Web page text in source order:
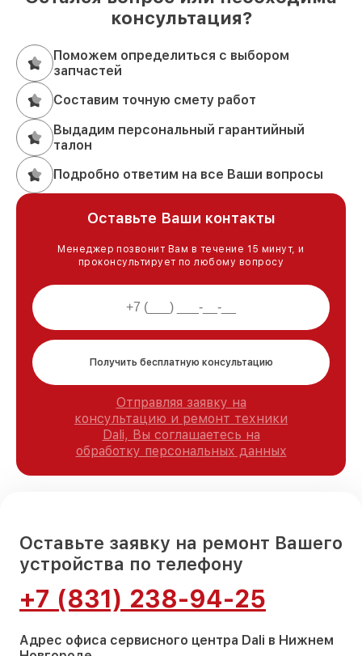
консультация?
Поможем определиться с выбором
запчастей
Составим точную смету работ
Выдадим персональный гарантийный
талон
Подробно ответим на все Ваши вопросы
Оставьте Ваши контакты
Менеджер позвонит Вам в течение 15 минут, и
проконсультирует по любому вопросу
Получить бесплатную консультацию
Отправляя заявку на
консультацию и ремонт техники
Dali, Вы соглашаетесь на
обработку персональных данных
Оставьте заявку на ремонт Вашего
устройства по телефону
+7 (831) 238-94-25
Адрес офиса сервисного центра Dali в Нижнем